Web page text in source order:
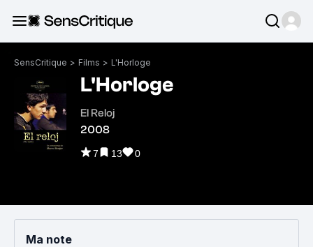
SensCritique > Films > L'Horloge
L'Horloge
El Reloj
2008
7 13 0
Ma note